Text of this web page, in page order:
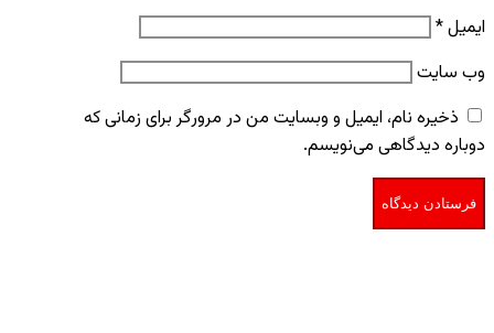
ایمیل*
وب‌ سایت
ذخیره نام، ایمیل و وبسایت من در مرورگر برای زمانی که
دوباره دیدگاهی می‌نویسم.